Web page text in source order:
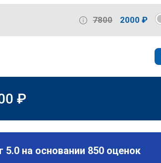
7800 2000 ₽
₽
на основании 850 оценок